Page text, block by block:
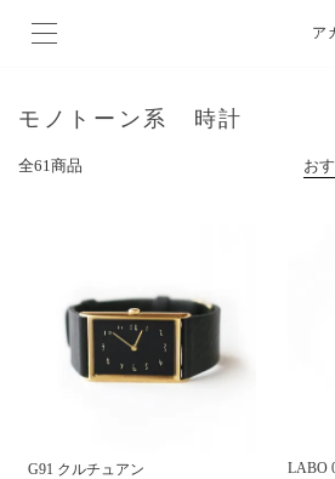
ア
モノトーン系 時計
全61商品 お
G91 クルチュアン
LABO